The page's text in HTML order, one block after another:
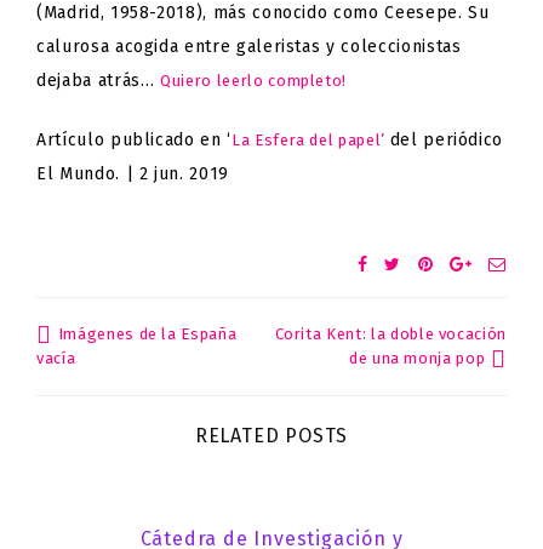
(Madrid, 1958-2018), más conocido como Ceesepe. Su
calurosa acogida entre galeristas y coleccionistas
dejaba atrás…Quiero leerlo completo!
Artículo publicado en ‘La Esfera del papel’ del periódico
El Mundo.
| 2 jun. 2019
Post
Imágenes de la España
vacía
Corita Kent: la doble vocación
de una monja pop
RELATED POSTS
Cátedra de Investigación y